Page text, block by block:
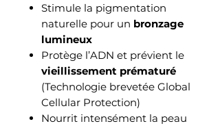
Stimule la pigmentation
naturelle pour un bronzage
lumineux
Protège l’ADN et prévient le
vieillissement prématuré
(Technologie brevetée Global
Cellular Protection)
Nourrit intensément la peau